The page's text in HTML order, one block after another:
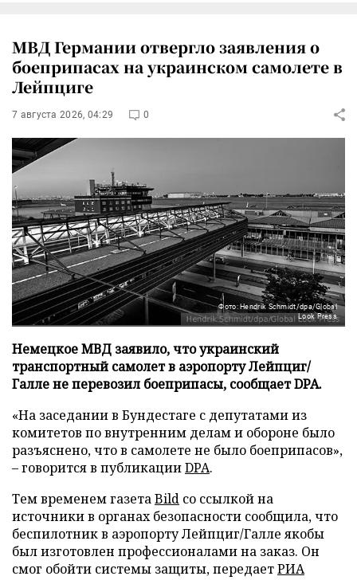
МВД Германии отвергло заявления о
боеприпасах на украинском самолете в
Лейпциге
7 августа 2026, 04:29 0
Фото: Hendrik Schmidt/dpa/Global
Look Press
Немецкое МВД заявило, что украинский
транспортный самолет в аэропорту Лейпциг/
Галле не перевозил боеприпасы, сообщает DPA.
«На заседании в Бундестаге с депутатами из
комитетов по внутренним делам и обороне было
разъяснено, что в самолете не было боеприпасов»,
– говорится в публикацииDPA.
Тем временем газетаBild со ссылкой на
источники в органах безопасности сообщила, что
беспилотник в аэропорту Лейпциг/Галле якобы
был изготовлен профессионалами на заказ. Он
смог обойти системы защиты, передаетРИА